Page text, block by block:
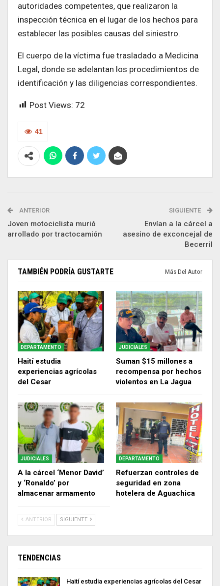
autoridades competentes, que realizaron la
inspección técnica en el lugar de los hechos para
establecer las posibles causas del siniestro.
El cuerpo de la víctima fue trasladado a Medicina
Legal, donde se adelantan los procedimientos de
identificación y las diligencias correspondientes.
Post Views: 72
41
ANTERIOR
Joven motociclista murió
arrollado por tractocamión
SIGUIENTE
Envían a la cárcel a
asesino de exconcejal de
Becerril
TAMBIÉN PODRÍA GUSTARTE Más Del Autor
DEPARTAMENTO
Haití estudia
experiencias agrícolas
del Cesar
JUDICIALES
Suman $15 millones a
recompensa por hechos
violentos en La Jagua
JUDICIALES
A la cárcel ‘Menor David’
y ‘Ronaldo’ por
almacenar armamento
DEPARTAMENTO
Refuerzan controles de
seguridad en zona
hotelera de Aguachica
ANTERIOR SIGUIENTE
TENDENCIAS
Haití estudia experiencias agrícolas del Cesar